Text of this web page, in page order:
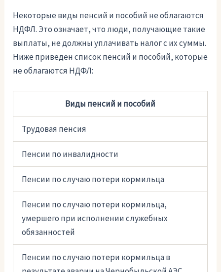
Некоторые виды пенсий и пособий не облагаются
НДФЛ. Это означает, что люди, получающие такие
выплаты, не должны уплачивать налог с их суммы.
Ниже приведен список пенсий и пособий, которые
не облагаются НДФЛ:
Виды пенсий и пособий
Трудовая пенсия
Пенсии по инвалидности
Пенсии по случаю потери кормильца
Пенсии по случаю потери кормильца,
умершего при исполнении служебных
обязанностей
Пенсии по случаю потери кормильца в